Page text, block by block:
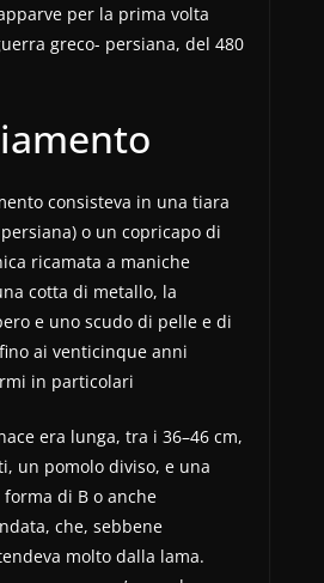
per la prima volta
greco- persiana, del 480
consisteva in una tiara
o un copricapo di
ricamata a maniche
cotta di metallo, la
e uno scudo di pelle e di
ai venticinque anni
in particolari
era lunga, tra i 36–46 cm,
un pomolo diviso, e una
di B o anche
che, sebbene
molto dalla lama.